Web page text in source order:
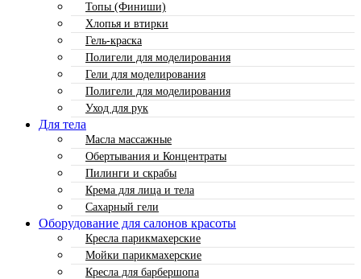
Топы (Финиши)
Хлопья и втирки
Гель-краска
Полигели для моделирования
Гели для моделирования
Полигели для моделирования
Уход для рук
Для тела
Масла массажные
Обертывания и Концентраты
Пилинги и скрабы
Крема для лица и тела
Сахарный гели
Оборудование для салонов красоты
Кресла парикмахерские
Мойки парикмахерские
Кресла для барбершопа